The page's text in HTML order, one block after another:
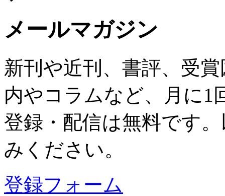
メールマガジン
新刊や近刊、書評、受
内やコラムなど、月に1
登録・配信は無料です
みください。
登録フォーム